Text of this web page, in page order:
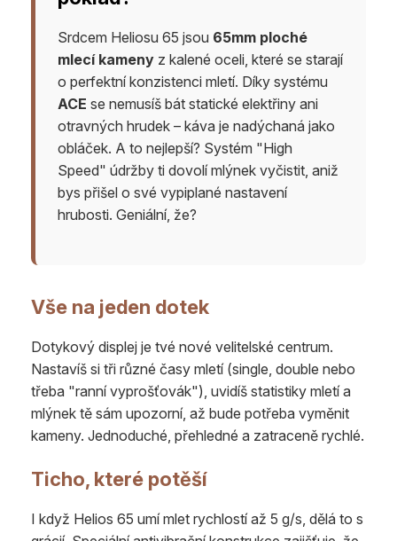
Srdcem Heliosu 65 jsou 65mm ploché
mlecí kameny z kalené oceli, které se starají
o perfektní konzistenci mletí. Díky systému
ACE se nemusíš bát statické elektřiny ani
otravných hrudek – káva je nadýchaná jako
obláček. A to nejlepší? Systém "High
Speed" údržby ti dovolí mlýnek vyčistit, aniž
bys přišel o své vypiplané nastavení
hrubosti. Geniální, že?
Vše na jeden dotek
Dotykový displej je tvé nové velitelské centrum.
Nastavíš si tři různé časy mletí (single, double nebo
třeba "ranní vyprošťovák"), uvidíš statistiky mletí a
mlýnek tě sám upozorní, až bude potřeba vyměnit
kameny. Jednoduché, přehledné a zatraceně rychlé.
Ticho, které potěší
I když Helios 65 umí mlet rychlostí až 5 g/s, dělá to s